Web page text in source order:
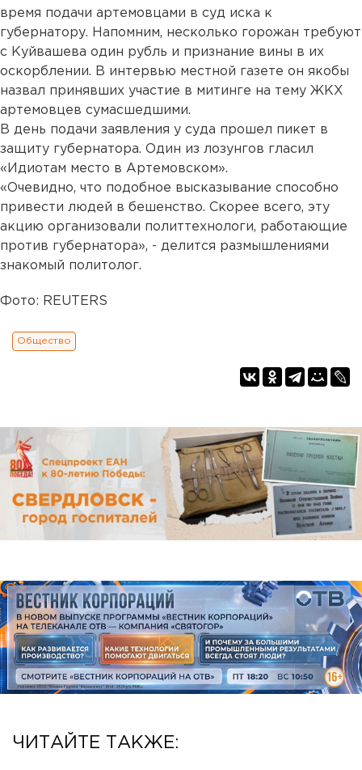
время подачи артемовцами в суд иска к
губернатору. Напомним, несколько горожан требуют
с Куйвашева один рубль и признание вины в их
оскорблении. В интервью местной газете он якобы
назвал принявших участие в митинге на тему ЖКХ
артемовцев сумасшедшими.
В день подачи заявления у суда прошел пикет в
защиту губернатора. Один из лозунгов гласил
«Идиотам место в Артемовском».
«Очевидно, что подобное высказывание способно
привести людей в бешенство. Скорее всего, эту
акцию организовали политтехнологи, работающие
против губернатора», - делится размышлениями
знакомый политолог.
Фото: REUTERS
Общество
ЧИТАЙТЕ ТАКЖЕ: